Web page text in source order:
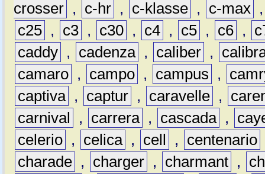
crosser , c-hr , c-klasse , c-max
c25 , c3 , c30 , c4 , c5 , c6 ,
caddy , cadenza , caliber ,
camaro , campo , campus ,
captiva , captur , caravelle ,
carnival
, carrera , cascada ,
celerio , celica , cell , centenario
charade , charger , charmant ,